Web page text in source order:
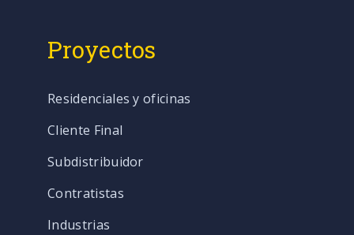
Proyectos
Residenciales y oficinas
Cliente Final
Subdistribuidor
Contratistas
Industrias